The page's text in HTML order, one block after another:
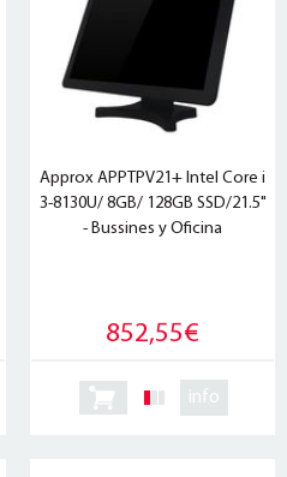
Approx APPTPV21+ Intel Core i
3-8130U/ 8GB/ 128GB SSD/21.5"
- Bussines y Oficina
852,55€
info